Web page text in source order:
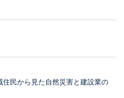
住民から見た自然災害と建設業の